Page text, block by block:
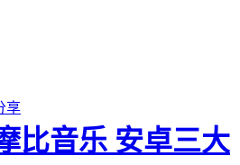
享
比音乐 安卓三大